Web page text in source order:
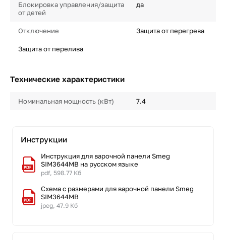
Блокировка управления/защита
от детей
да
Отключение Защита от перегрева
Защита от перелива
Технические характеристики
Номинальная мощность (кВт) 7.4
Инструкции
Инструкция для варочной панели Smeg
SIM3644MB на русском языке
pdf, 598.77 Кб
Схема с размерами для варочной панели Smeg
SIM3644MB
jpeg, 47.9 Кб